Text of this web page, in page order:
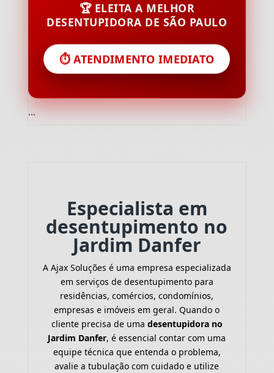
🏆 ELEITA A MELHOR
DESENTUPIDORA DE SÃO PAULO
⏱️ ATENDIMENTO IMEDIATO
```
Especialista em
desentupimento no
Jardim Danfer
A Ajax Soluções é uma empresa especializada
em serviços de desentupimento para
residências, comércios, condomínios,
empresas e imóveis em geral. Quando o
cliente precisa de uma desentupidora no
Jardim Danfer, é essencial contar com uma
equipe técnica que entenda o problema,
avalie a tubulação com cuidado e utilize